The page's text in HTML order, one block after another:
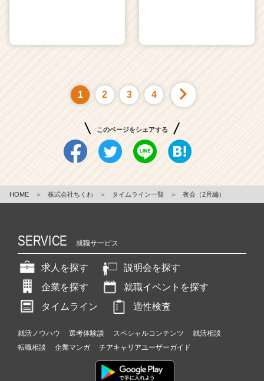
1 2 3 4
このページをシェアする
HOME ＞ 株式会社ちくわ ＞ タイムライン一覧 ＞ 夜会（2月編）
SERVICE 就職サービス
求人を探す
説明会を探す
企業を探す
就職イベントを探す
タイムライン
適性検査
就活ノウハウ 選考体験談 スペシャルコンテンツ
就活相談
転職相談
企業マンガ チアキャリアユーザーガイド